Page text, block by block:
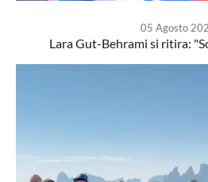
05 Agosto
Lara Gut-Behrami si ritira: